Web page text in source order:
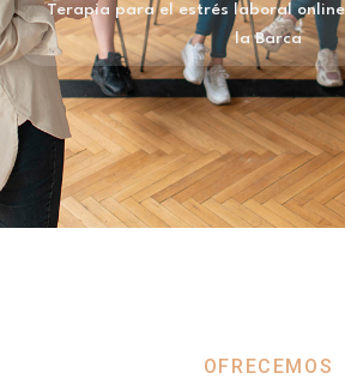
Terapia para el estrés laboral online
la Barca
OFRECEMOS